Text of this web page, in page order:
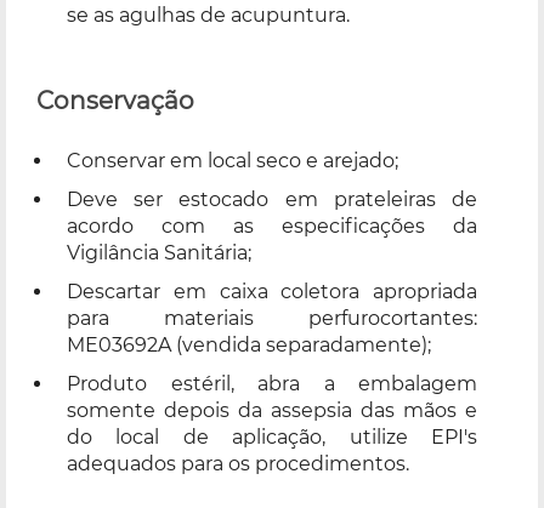
se as agulhas de acupuntura.
Conservação
Conservar em local seco e arejado;
Deve ser estocado em prateleiras de
acordo com as especificações da
Vigilância Sanitária;
Descartar em caixa coletora apropriada
para materiais perfurocortantes:
ME03692A (vendida separadamente);
Produto estéril, abra a embalagem
somente depois da assepsia das mãos e
do local de aplicação, utilize EPI's
adequados para os procedimentos.